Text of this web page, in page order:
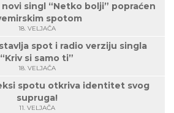
singl “Netko bolji” popraćen
spotom
18. VELJAČA
spot i radio verziju singla
“Kriv si samo ti”
18. VELJAČA
spotu otkriva identitet svog
supruga!
11. VELJAČA